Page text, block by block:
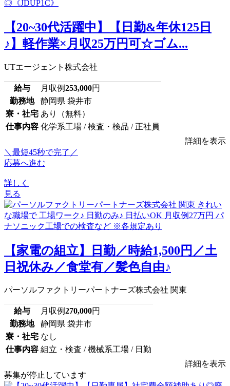
【20~30代活躍中】【日勤&年休125日
♪】軽作業×月収25万円可☆ゴム...
UTエージェント株式会社
給与 月収例253,000円
勤務地
静岡県 袋井市
寮・社宅 あり（無料）
仕事内容 化学系工場 / 検査・検品 / 正社員
詳細を表示
＼最短45秒で完了／
応募へ進む
詳しく
見る
【家電の組立】日勤／時給1,500円／土
日祝休み／食堂有／髪色自由♪
パーソルファクトリーパートナーズ株式会社 関東
給与 月収例270,000円
勤務地
静岡県 袋井市
寮・社宅 なし
仕事内容 組立・検査 / 機械系工場 / 日勤
詳細を表示
募集が停止しています